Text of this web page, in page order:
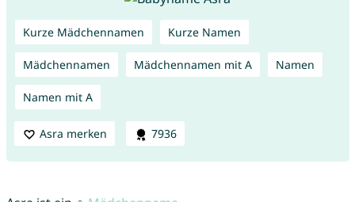
Kurze Mädchennamen Kurze Namen
Mädchennamen Mädchennamen mit A Namen
Namen mit A
Asra merken 7936